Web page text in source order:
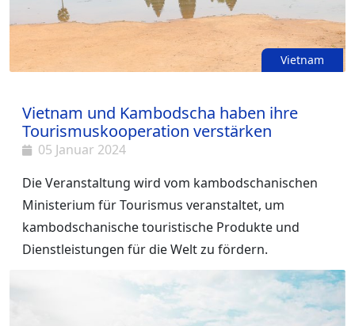
Vietnam
Vietnam und Kambodscha haben ihre
Tourismuskooperation verstärken
05 Januar 2024
Die Veranstaltung wird vom kambodschanischen
Ministerium für Tourismus veranstaltet, um
kambodschanische touristische Produkte und
Dienstleistungen für die Welt zu fördern.